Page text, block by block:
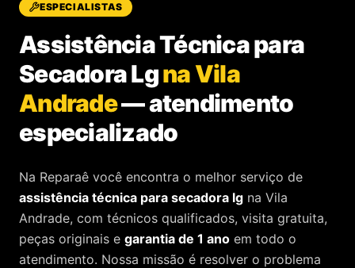
ESPECIALISTAS
Assistência Técnica para
Secadora Lgna Vila
Andrade—atendimento
especializado
Na Reparaê você encontra o melhor serviço de
assistência técnica para secadora lg na Vila
Andrade, com técnicos qualificados, visita gratuita,
peças originais e garantia de 1 ano em todo o
atendimento. Nossa missão é resolver o problema